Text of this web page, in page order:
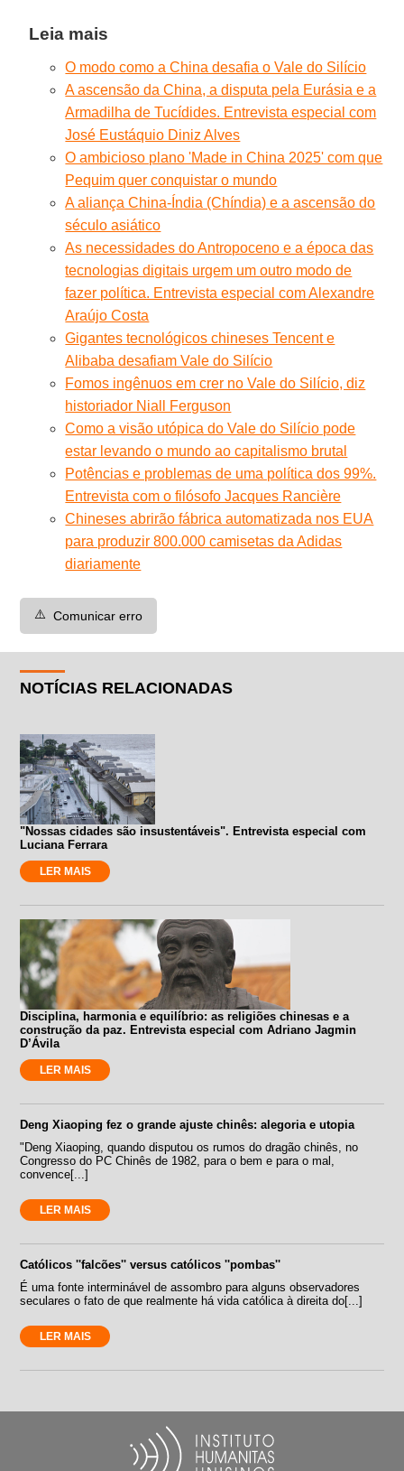
Leia mais
O modo como a China desafia o Vale do Silício
A ascensão da China, a disputa pela Eurásia e a
Armadilha de Tucídides. Entrevista especial com
José Eustáquio Diniz Alves
O ambicioso plano 'Made in China 2025' com que
Pequim quer conquistar o mundo
A aliança China-Índia (Chíndia) e a ascensão do
século asiático
As necessidades do Antropoceno e a época das
tecnologias digitais urgem um outro modo de
fazer política. Entrevista especial com Alexandre
Araújo Costa
Gigantes tecnológicos chineses Tencent e
Alibaba desafiam Vale do Silício
Fomos ingênuos em crer no Vale do Silício, diz
historiador Niall Ferguson
Como a visão utópica do Vale do Silício pode
estar levando o mundo ao capitalismo brutal
Potências e problemas de uma política dos 99%.
Entrevista com o filósofo Jacques Rancière
Chineses abrirão fábrica automatizada nos EUA
para produzir 800.000 camisetas da Adidas
diariamente
⚠️ Comunicar erro
NOTÍCIAS RELACIONADAS
"Nossas cidades são insustentáveis". Entrevista especial com
Luciana Ferrara
LER MAIS
Disciplina, harmonia e equilíbrio: as religiões chinesas e a
construção da paz. Entrevista especial com Adriano Jagmin
D’Ávila
LER MAIS
Deng Xiaoping fez o grande ajuste chinês: alegoria e utopia
"Deng Xiaoping, quando disputou os rumos do dragão chinês, no
Congresso do PC Chinês de 1982, para o bem e para o mal,
convence[...]
LER MAIS
Católicos ''falcões'' versus católicos ''pombas''
É uma fonte interminável de assombro para alguns observadores
seculares o fato de que realmente há vida católica à direita do[...]
LER MAIS